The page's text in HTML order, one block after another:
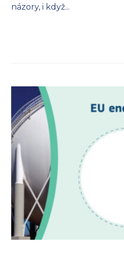
názory, i když...